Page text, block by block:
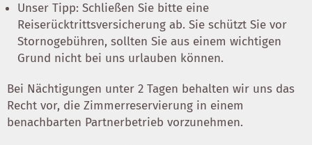
Unser Tipp: Schließen Sie bitte eine
Reiserücktrittsversicherung ab. Sie schützt Sie vor
Stornogebühren, sollten Sie aus einem wichtigen
Grund nicht bei uns urlauben können.
Bei Nächtigungen unter 2 Tagen behalten wir uns das
Recht vor, die Zimmerreservierung in einem
benachbarten Partnerbetrieb vorzunehmen.